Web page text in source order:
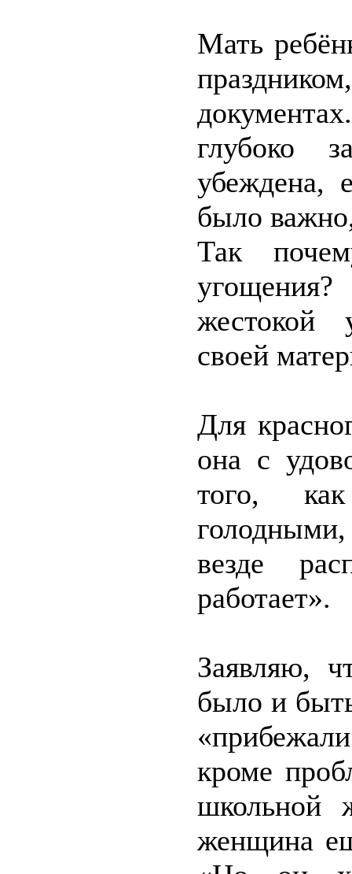
Мать
глубоко
убеждена,
было
Так
жестокой
своей
Для
она с
того,
голодными,
везде
работает».
Заявляю,
было и
кроме
школьной
женщина